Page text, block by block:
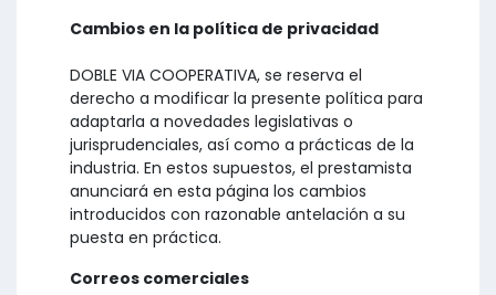
Cambios en la política de privacidad
DOBLE VIA COOPERATIVA, se reserva el
derecho a modificar la presente política para
adaptarla a novedades legislativas o
jurisprudenciales, así como a prácticas de la
industria. En estos supuestos, el prestamista
anunciará en esta página los cambios
introducidos con razonable antelación a su
puesta en práctica.
Correos comerciales